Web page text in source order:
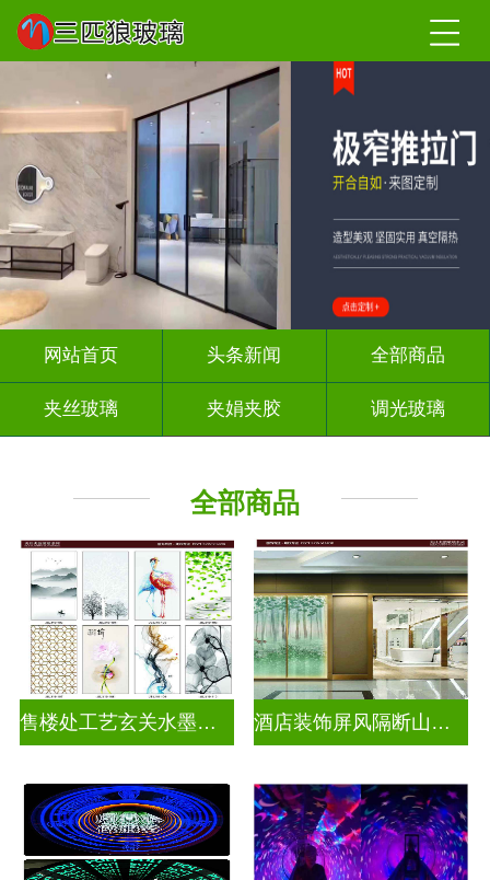
网站首页 头条新闻 全部商品
夹丝玻璃 夹娟夹胶 调光玻璃
其它玻璃
全部商品
售楼处工艺玄关水墨山水画玻璃 酒店装饰屏风隔断山水画玻璃